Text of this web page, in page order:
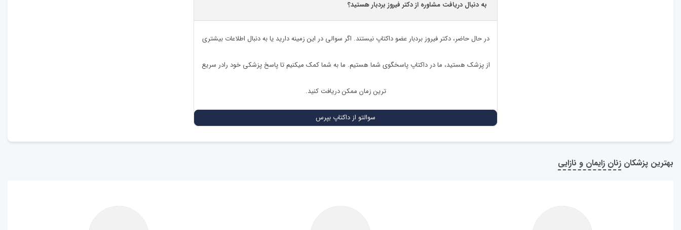
به دنبال دریافت مشاوره از دکتر فیروز بردبار هستید؟
در حال حاضر،دکتر فیروز بردبارعضو داکتاپ نیستند. اگر سوالی در این زمینه دارید یا به دنبال اطلاعات بیشتری
از پزشک هستید، ما در داکتاپ پاسخگوی شما هستیم. ما به شما کمک میکنیم تا پاسخ پزشکی خود رادر سریع
ترین زمان ممکن دریافت کنید.
سوالتو از داکتاپ بپرس
بهترین پزشکان زنان زایمان و نازایی